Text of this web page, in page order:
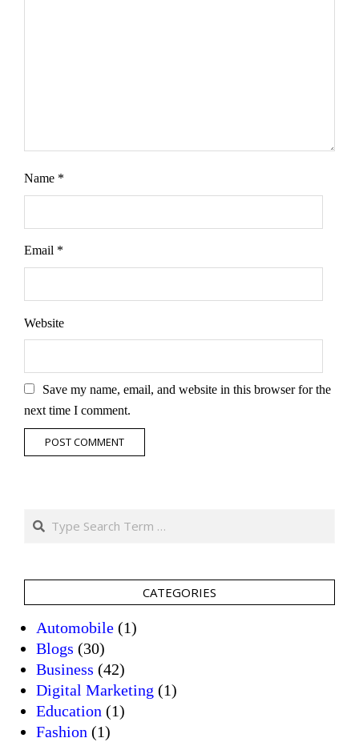
Name *
Email *
Website
Save my name, email, and website in this browser for the
next time I comment.
Search
CATEGORIES
Automobile (1)
Blogs (30)
Business (42)
Digital Marketing (1)
Education (1)
Fashion (1)